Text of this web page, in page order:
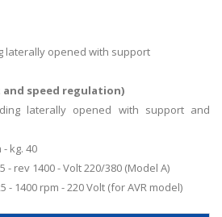
laterally opened with support
and speed regulation)
laterally opened with support and
kg. 40
- rev 1400 - Volt 220/380 (Model A)
- 1400 rpm - 220 Volt (for AVR model)